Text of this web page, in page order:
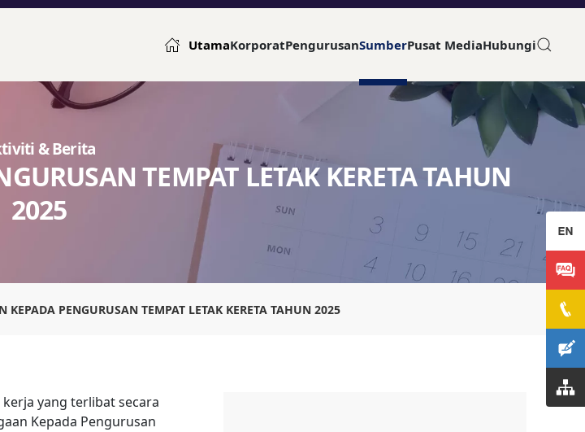
UtamaKorporatPengurusanSumberPusat MediaHubungi
& Berita
TEMPAT LETAK KERETA TAHUN
2025
KEPADA PENGURUSAN TEMPAT LETAK KERETA TAHUN 2025
yang terlibat secara
Kepada Pengurusan